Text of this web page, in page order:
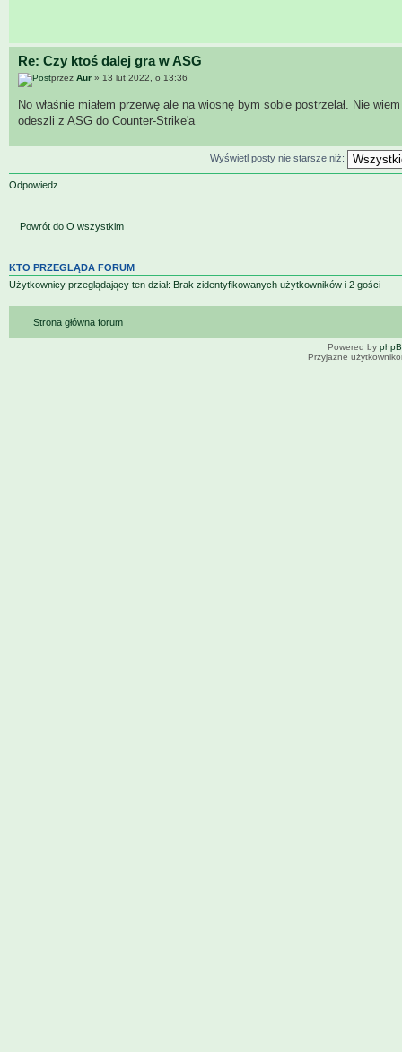
Re: Czy ktoś dalej gra w ASG
przez Aur » 13 lut 2022, o 13:36
No właśnie miałem przerwę ale na wiosnę bym sobie postrzelał. Nie
odeszli z ASG do Counter-Strike'a
Wyświetl posty nie starsze niż:
Odpowiedz
Powrót do O wszystkim
KTO PRZEGLĄDA FORUM
Użytkownicy przeglądający ten dział: Brak zidentyfikowanych użytkowników i 2 gości
Strona główna forum
Powered by
Przyjazne